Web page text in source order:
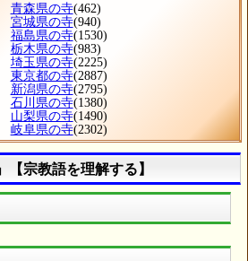
青森県の寺(462)
宮城県の寺(940)
福島県の寺(1530)
栃木県の寺(983)
埼玉県の寺(2225)
東京都の寺(2887)
新潟県の寺(2795)
石川県の寺(1380)
山梨県の寺(1490)
岐阜県の寺(2302)
【宗教語を理解する】